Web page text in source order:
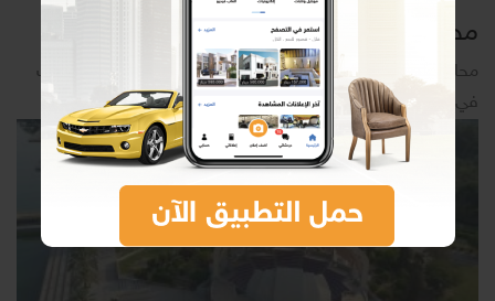
محافظة كركوك في العراق
محافظة كركوك تعتبر محافظة كركوك واحدة من أقدم المحافظات
في العراق، فقد أقيمت على ما...